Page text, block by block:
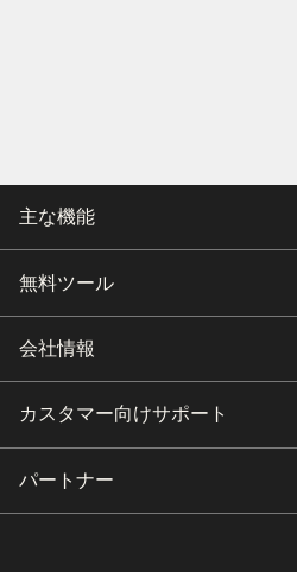
主な機能
無料ツール
会社情報
カスタマー向けサポート
パートナー